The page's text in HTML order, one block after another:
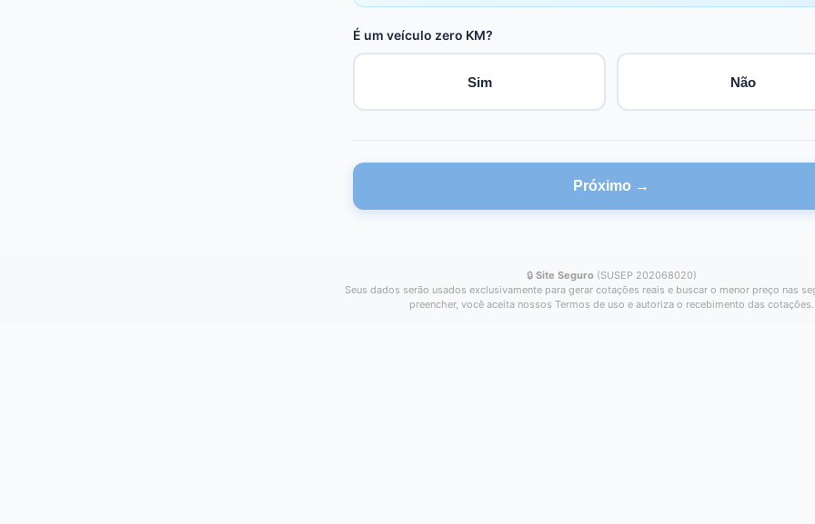
É um veículo zero KM?
Sim Não
Próximo →
🔒 Site Seguro (SUSEP 202068020)
Seus dados serão usados exclusivamente para gerar cotações reais e buscar o menor preço nas
preencher, você aceita nossos Termos de uso e autoriza o recebimento das cotações.